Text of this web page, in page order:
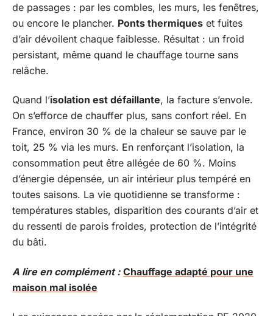
de passages : par les combles, les murs, les fenêtres,
ou encore le plancher. Ponts thermiques et fuites
d’air dévoilent chaque faiblesse. Résultat : un froid
persistant, même quand le chauffage tourne sans
relâche.
Quand l’isolation est défaillante, la facture s’envole.
On s’efforce de chauffer plus, sans confort réel. En
France, environ 30 % de la chaleur se sauve par le
toit, 25 % via les murs. En renforçant l’isolation, la
consommation peut être allégée de 60 %. Moins
d’énergie dépensée, un air intérieur plus tempéré en
toutes saisons. La vie quotidienne se transforme :
températures stables, disparition des courants d’air et
du ressenti de parois froides, protection de l’intégrité
du bâti.
A lire en complément : Chauffage adapté pour une
maison mal isolée